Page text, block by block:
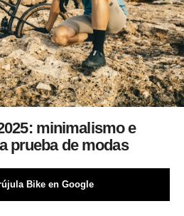
minimalismo e
prueba de modas
Bike en Google